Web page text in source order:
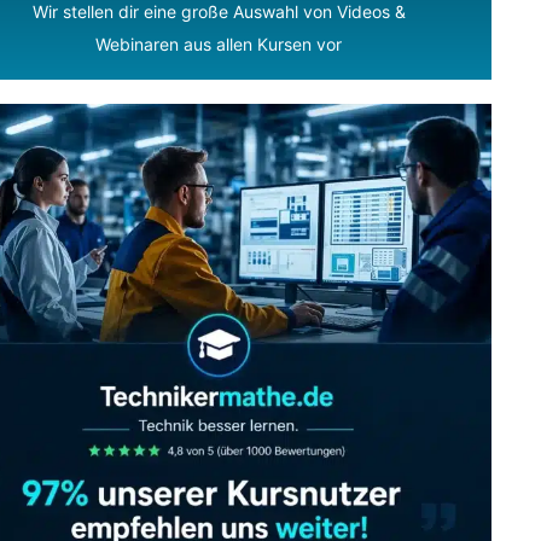
Wir stellen dir eine große Auswahl von Videos &
Webinaren aus allen Kursen vor